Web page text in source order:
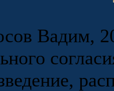
Вадим,